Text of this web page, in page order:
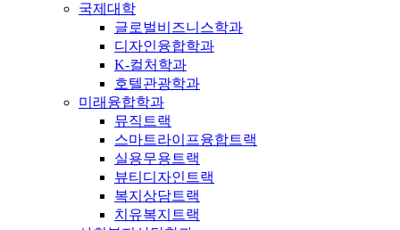
국제대학
글로벌비즈니스학과
디자인융합학과
K-컬처학과
호텔관광학과
미래융합학과
뮤직트랙
스마트라이프융합트랙
실용무용트랙
뷰티디자인트랙
복지상담트랙
치유복지트랙